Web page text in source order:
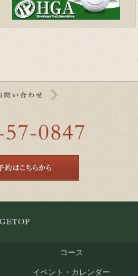
コース
イベント・カレンダー